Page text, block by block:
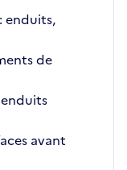
enduits,
de
avant